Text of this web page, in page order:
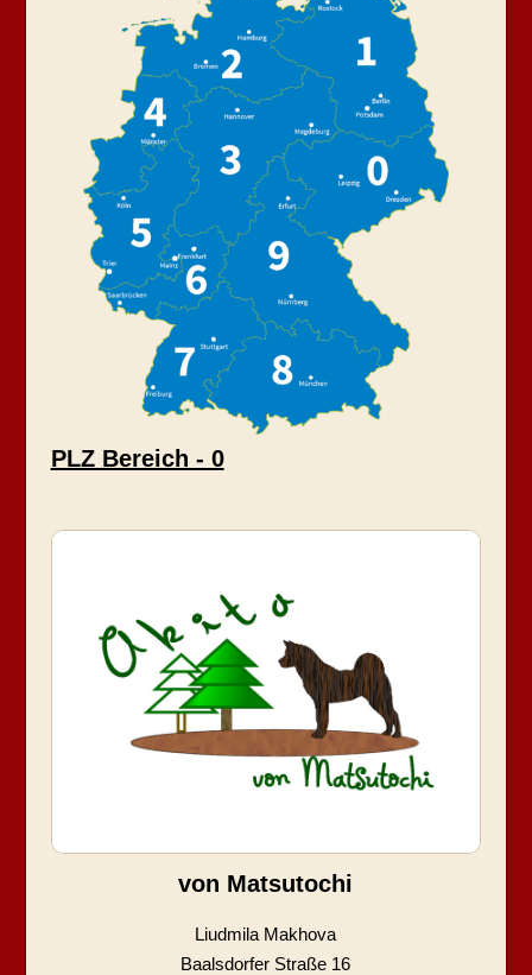
PLZ Bereich - 0
von Matsutochi
Liudmila Makhova
Baalsdorfer Straße 16